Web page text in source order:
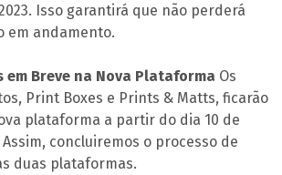
Isso garantirá que não perderá
em andamento.
em Breve na Nova Plataforma Os
Print Boxes e Prints & Matts, ficarão
plataforma a partir do dia 10 de
concluiremos o processo de
duas plataformas.